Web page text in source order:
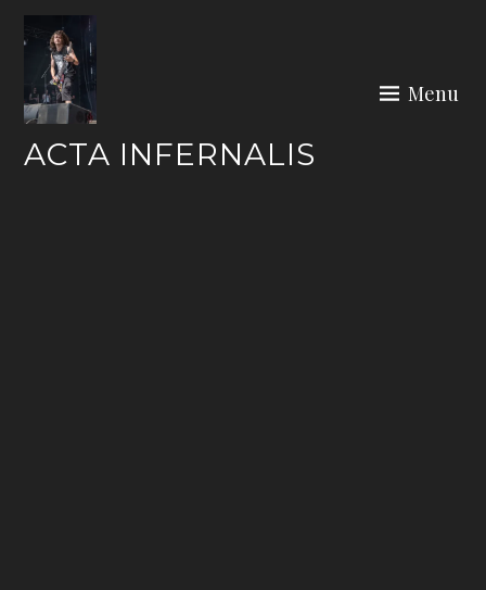
Skip
content
ACTA INFERNALIS
Menu